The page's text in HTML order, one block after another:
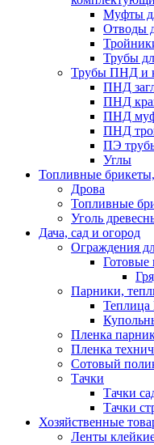
Муфты
Отводы
Трубы
Трубы ПНД и
ПНД
ПНД
ПНД
ПНД
ПЭ
Углы
Топливные
Дрова
Топливные
Уголь
Дача, сад и огород
Ограждения
Готовые
Парники,
Теплица
Пленка
Пленка
Сотовый
Тачки
Тачки
Тачки
Хозяйственные
Ленты